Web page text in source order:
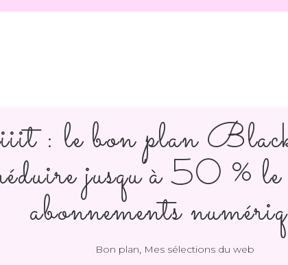
: le bon plan
jusqu’à 50 % le
abonnements
Bon plan, Mes sélections du web